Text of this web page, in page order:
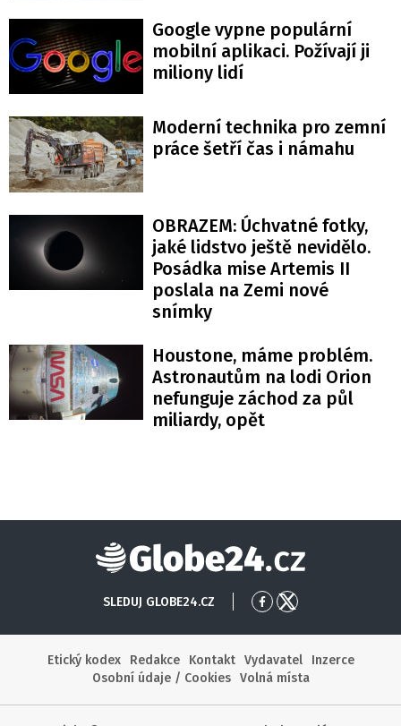
Google vypne populární
mobilní aplikaci. Požívají ji
miliony lidí
Moderní technika pro zemní
práce šetří čas i námahu
OBRAZEM: Úchvatné fotky,
jaké lidstvo ještě nevidělo.
Posádka mise Artemis II
poslala na Zemi nové
snímky
Houstone, máme problém.
Astronautům na lodi Orion
nefunguje záchod za půl
miliardy, opět
Globe24
SLEDUJ GLOBE24.CZ
Přejít
Facebook
Přejít
X
Etický kodex
Redakce Kontakt Vydavatel
Inzerce
Osobní údaje / Cookies
Volná místa